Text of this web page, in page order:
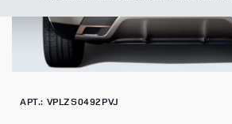
АРТ.: VPLZS0492PVJ